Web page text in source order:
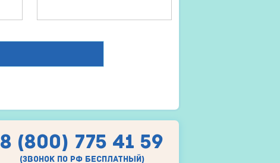
8 (800) 775 41 59
(звонок по рф бесплатный)